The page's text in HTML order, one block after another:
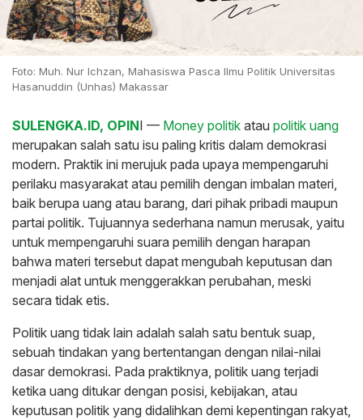
Foto: Muh. Nur Ichzan, Mahasiswa Pasca Ilmu Politik Universitas
Hasanuddin (Unhas) Makassar
SULENGKA.ID, OPINI — Money politik atau politik uang
merupakan salah satu isu paling kritis dalam demokrasi
modern. Praktik ini merujuk pada upaya mempengaruhi
perilaku masyarakat atau pemilih dengan imbalan materi,
baik berupa uang atau barang, dari pihak pribadi maupun
partai politik. Tujuannya sederhana namun merusak, yaitu
untuk mempengaruhi suara pemilih dengan harapan
bahwa materi tersebut dapat mengubah keputusan dan
menjadi alat untuk menggerakkan perubahan, meski
secara tidak etis.
Politik uang tidak lain adalah salah satu bentuk suap,
sebuah tindakan yang bertentangan dengan nilai-nilai
dasar demokrasi. Pada praktiknya, politik uang terjadi
ketika uang ditukar dengan posisi, kebijakan, atau
keputusan politik yang didalihkan demi kepentingan rakyat,